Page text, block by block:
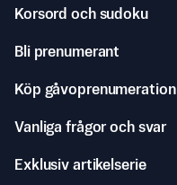
Korsord och sudoku
Bli prenumerant
Köp gåvoprenumeration
Vanliga frågor och svar
Exklusiv artikelserie